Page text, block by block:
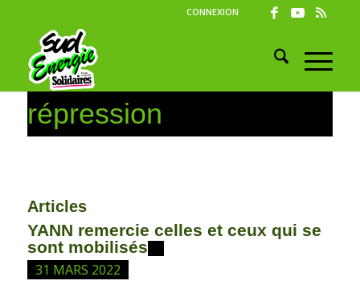
CONNEXION
répression
Articles
YANN remercie celles et ceux qui se
sont mobilisés
31 MARS 2022